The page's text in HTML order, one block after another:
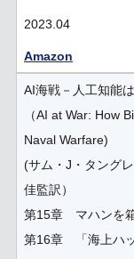
2023.04
Amazon
AI海戦－人工知能
（AI at War: How
Naval Warfare)
(サム・J・タング
佳監訳）
第15章 マハンを
第16章 「海上ハ